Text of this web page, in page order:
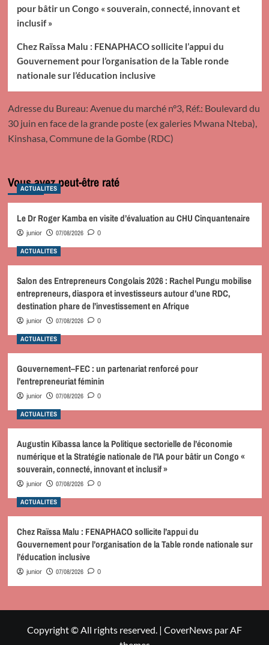
pour bâtir un Congo « souverain, connecté, innovant et
inclusif »
Chez Raïssa Malu : FENAPHACO sollicite l’appui du
Gouvernement pour l’organisation de la Table ronde
nationale sur l’éducation inclusive
Adresse du Bureau: Avenue du marché n°3, Réf.: Boulevard du
30 juin en face de la grande poste (ex galeries Mwana Nteba),
Kinshasa, Commune de la Gombe (RDC)
Vous avez peut-être raté
ACTUALITES
Le Dr Roger Kamba en visite d’évaluation au CHU Cinquantenaire
junior 07/08/2026 0
ACTUALITES
Salon des Entrepreneurs Congolais 2026 : Rachel Pungu mobilise
entrepreneurs, diaspora et investisseurs autour d’une RDC,
destination phare de l’investissement en Afrique
junior 07/08/2026 0
ACTUALITES
Gouvernement–FEC : un partenariat renforcé pour
l’entrepreneuriat féminin
junior 07/08/2026 0
ACTUALITES
Augustin Kibassa lance la Politique sectorielle de l’économie
numérique et la Stratégie nationale de l’IA pour bâtir un Congo «
souverain, connecté, innovant et inclusif »
junior 07/08/2026 0
ACTUALITES
Chez Raïssa Malu : FENAPHACO sollicite l’appui du
Gouvernement pour l’organisation de la Table ronde nationale sur
l’éducation inclusive
junior 07/08/2026 0
Copyright © All rights reserved. | CoverNews par AF